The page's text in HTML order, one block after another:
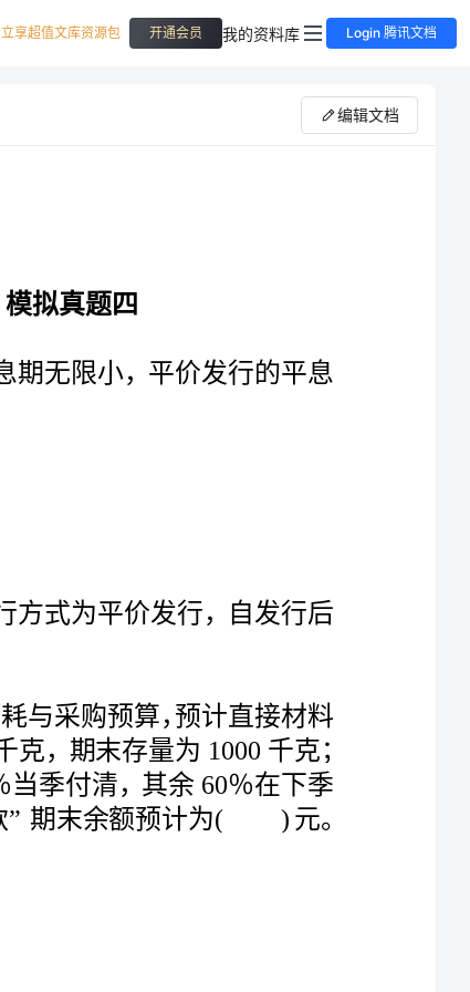
立享超值文库资源包 开通会员 我的资料库 Login 腾讯文档
编辑文档
1[单选题]（江南博哥）假设折现率保持不变且付息期无限小，平价发行的平息
材料采购单价为每千克10元，材料采购货款有40％当季付清，其余60％在下季